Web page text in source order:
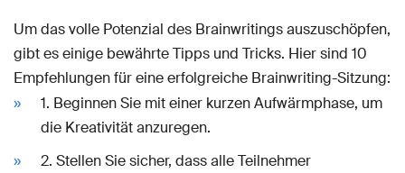
Um das volle Potenzial des Brainwritings auszuschöpfen,
gibt es einige bewährte Tipps und Tricks. Hier sind 10
Empfehlungen für eine erfolgreiche Brainwriting-Sitzung:
1. Beginnen Sie mit einer kurzen Aufwärmphase, um
die Kreativität anzuregen.
2. Stellen Sie sicher, dass alle Teilnehmer